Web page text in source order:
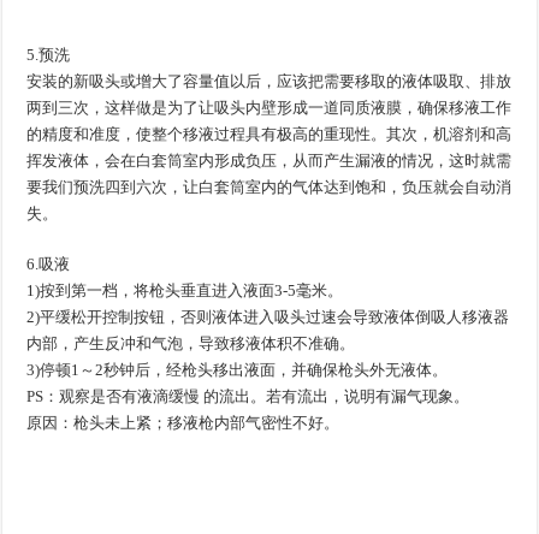
5.预洗
安装的新吸头或增大了容量值以后，应该把需要移取的液体吸取、排放
两到三次，这样做是为了让吸头内壁形成一道同质液膜，确保移液工作
的精度和准度，使整个移液过程具有极高的重现性。其次，机溶剂和高
挥发液体，会在白套筒室内形成负压，从而产生漏液的情况，这时就需
要我们预洗四到六次，让白套筒室内的气体达到饱和，负压就会自动消
失。
6.吸液
1)按到第一档，将枪头垂直进入液面3-5毫米。
2)平缓松开控制按钮，否则液体进入吸头过速会导致液体倒吸人移液器
内部，产生反冲和气泡，导致移液体积不准确。
3)停顿1～2秒钟后，经枪头移出液面，并确保枪头外无液体。
PS：观察是否有液滴缓慢 的流出。若有流出，说明有漏气现象。
原因：枪头未上紧；移液枪内部气密性不好。